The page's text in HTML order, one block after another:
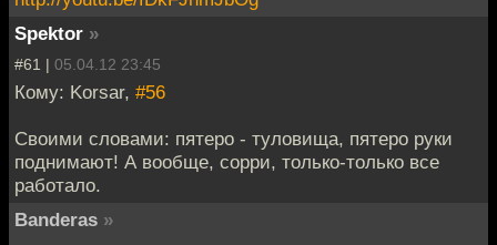
Spektor »
#61 | 05.04.12 23:45
Кому: Korsar, #56
Своими словами: пятеро - туловища, пятеро руки
поднимают! А вообще, сорри, только-только все
работало.
Banderas »